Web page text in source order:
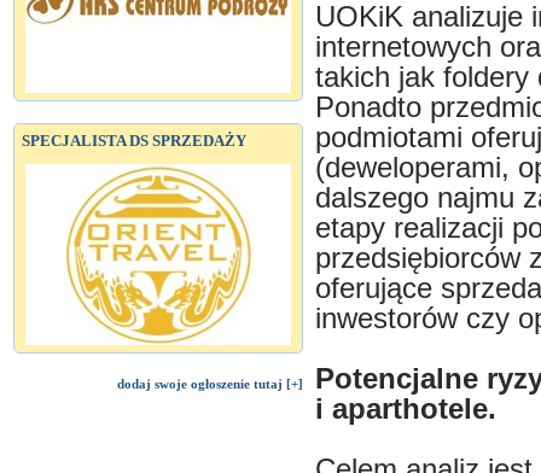
SPECJALISTA DS SPRZEDAŻY
dodaj swoje ogłoszenie tutaj [+]
UOKiK analizuje
internetowych
takich jak foldery
Ponadto
podmiotami
(deweloperami,
dalszego najmu
etapy realizacji
przedsiębiorców
oferujące
inwestorów czy
Potencjalne
i aparthotele.